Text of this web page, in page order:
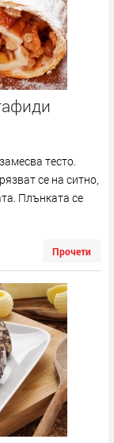
тесто.
се на ситно,
Плънката се
Прочети